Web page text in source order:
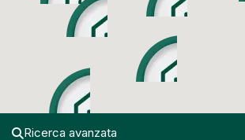
Ricerca avanzata